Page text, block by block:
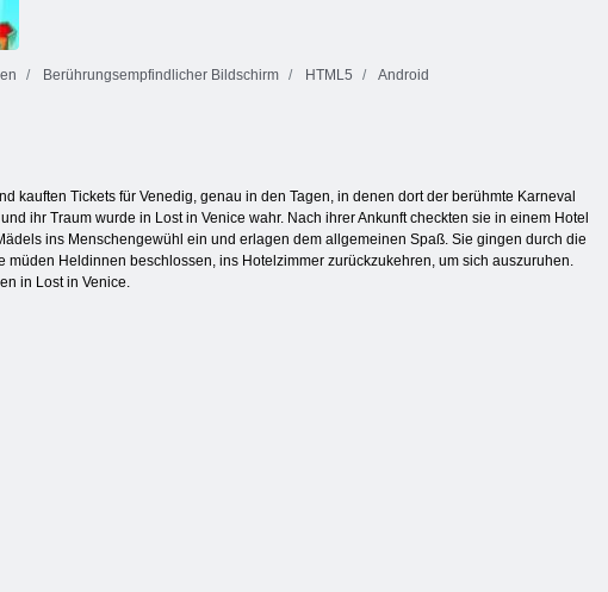
Berührungsempfindlicher Bildschirm HTML5 Android
kauften Tickets für Venedig, genau in den Tagen, in denen dort der berühmte Karneval
ihr Traum wurde in Lost in Venice wahr. Nach ihrer Ankunft checkten sie in einem Hotel
ins Menschengewühl ein und erlagen dem allgemeinen Spaß. Sie gingen durch die
Heldinnen beschlossen, ins Hotelzimmer zurückzukehren, um sich auszuruhen.
in Lost in Venice.